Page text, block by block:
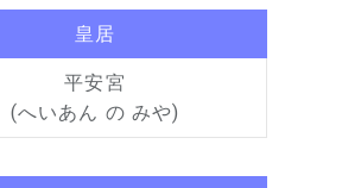
皇居
平安宮
(へいあん の みや)